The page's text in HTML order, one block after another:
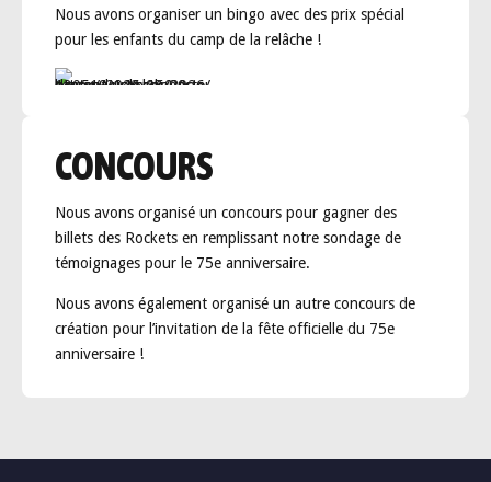
Nous avons organiser un bingo avec des prix spécial
pour les enfants du camp de la relâche !
CONCOURS
Nous avons organisé un concours pour gagner des
billets des Rockets en remplissant notre sondage de
témoignages pour le 75e anniversaire.
Nous avons également organisé un autre concours de
création pour l’invitation de la fête officielle du 75e
anniversaire !